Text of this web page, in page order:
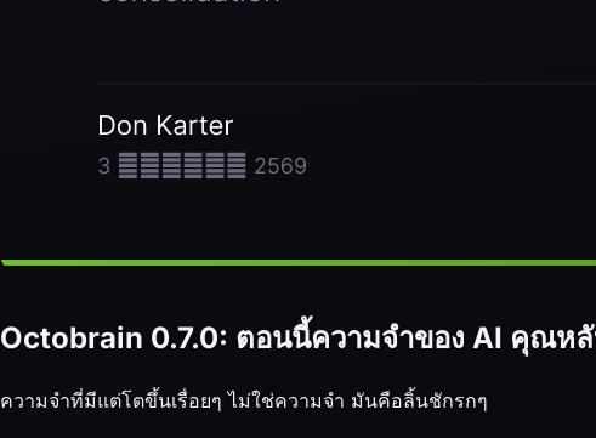
Octobrain 0.7.0: ตอนนี้ความจำของ AI คุณห
ความจำที่มีแต่โตขึ้นเรื่อยๆ ไม่ใช่ความจำ มันคือลิ้นชักรกๆ